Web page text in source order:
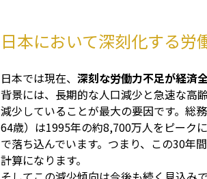
日本において深刻化する労
日本では現在、 深刻な労働力不足が経済
背景には、長期的な人口減少と急速な高
減少していることが最大の要因です。総
64歳）は1995年の約8,700万人をピーク
で落ち込んでいます。つまり、この30年
計算になります。